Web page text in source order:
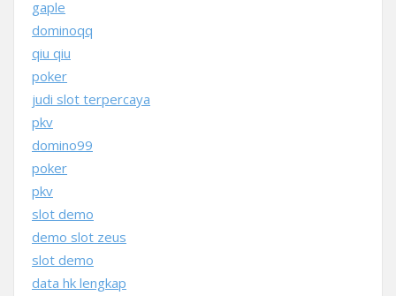
gaple
dominoqq
qiu qiu
poker
judi slot terpercaya
pkv
domino99
poker
pkv
slot demo
demo slot zeus
slot demo
data hk lengkap